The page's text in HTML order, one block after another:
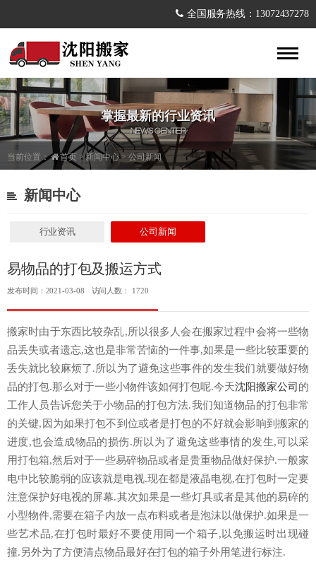
全国服务热线：13072437278
掌握最新的行业资讯
NEWS CENTER
当前位置： 首页>新闻中心> 公司新闻
新闻中心
行业资讯 公司新闻
易物品的打包及搬运方式
发布时间：2021-03-08 访问人数： 1720
搬家时由于东西比较杂乱,所以很多人会在搬家过程中会将一些物
品丢失或者遗忘,这也是非常苦恼的一件事,如果是一些比较重要的
丢失就比较麻烦了.所以为了避免这些事件的发生我们就要做好物
品的打包.那么对于一些小物件该如何打包呢.今天沈阳搬家公司的
工作人员告诉您关于小物品的打包方法.我们知道物品的打包非常
的关键,因为如果打包不到位或者是打包的不好就会影响到搬家的
进度,也会造成物品的损伤.所以为了避免这些事情的发生,可以采
用打包箱,然后对于一些易碎物品或者是贵重物品做好保护.一般家
电中比较脆弱的应该就是电视.现在都是液晶电视,在打包时一定要
注意保护好电视的屏幕.其次如果是一些灯具或者是其他的易碎的
小型物件,需要在箱子内放一点布料或者是泡沫以做保护.如果是一
些艺术品,在打包时最好不要使用同一个箱子,以免搬运时出现碰
撞.另外为了方便清点物品最好在打包的箱子外用笔进行标注.